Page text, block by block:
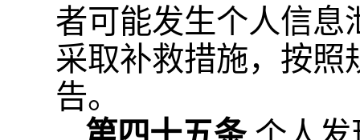
者可能发生个人信息
采取补救措施，按照
告。